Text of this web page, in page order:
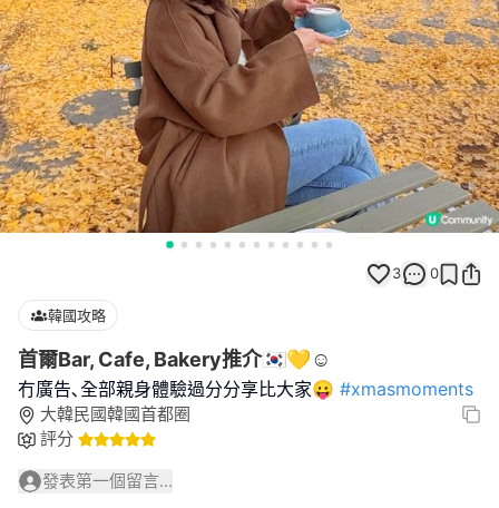
3 0
韓國攻略
首爾Bar, Cafe, Bakery推介🇰🇷💛☺️
冇廣告､全部親身體驗過分分享比大家😛 #xmasmoments
大韓民國韓國首都圈
評分
發表第一個留言...